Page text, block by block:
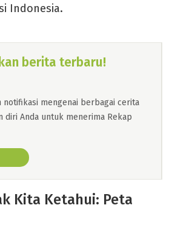
Indonesia.
berita terbaru!
notifikasi mengenai berbagai cerita
diri Anda untuk menerima Rekap
Kita Ketahui: Peta